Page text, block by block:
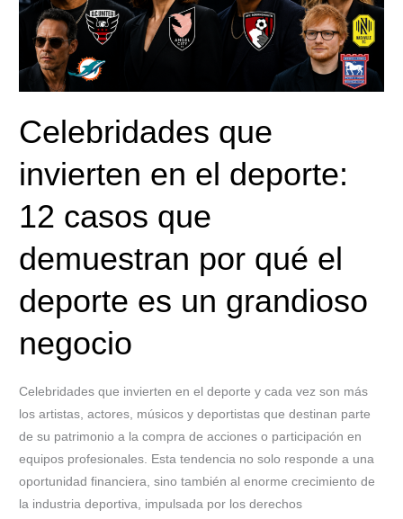
Celebridades que
invierten en el deporte:
12 casos que
demuestran por qué el
deporte es un grandioso
negocio
Celebridades que invierten en el deporte y cada vez son más
los artistas, actores, músicos y deportistas que destinan parte
de su patrimonio a la compra de acciones o participación en
equipos profesionales. Esta tendencia no solo responde a una
oportunidad financiera, sino también al enorme crecimiento de
la industria deportiva, impulsada por los derechos
que
demuestran
por
qué
deporte
es
un
grandioso
negocio